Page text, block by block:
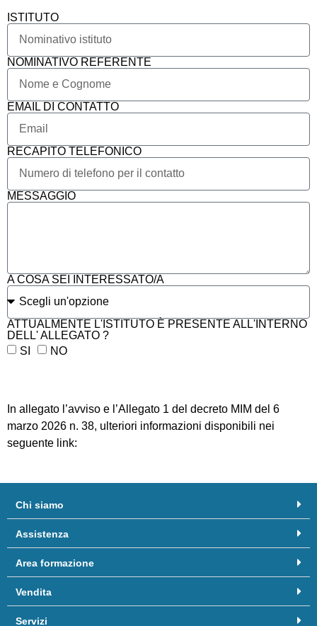
ISTITUTO
NOMINATIVO REFERENTE
EMAIL DI CONTATTO
RECAPITO TELEFONICO
MESSAGGIO
A COSA SEI INTERESSATO/A
ATTUALMENTE L'ISTITUTO È PRESENTE ALL'INTERNO
DELL' ALLEGATO ?
SI
NO
In allegato l’avviso e l’Allegato 1 del decreto MIM del 6
marzo 2026 n. 38, ulteriori informazioni disponibili nei
seguente link:
Chi siamo
Assistenza
Area formazione
Vendita
Servizi